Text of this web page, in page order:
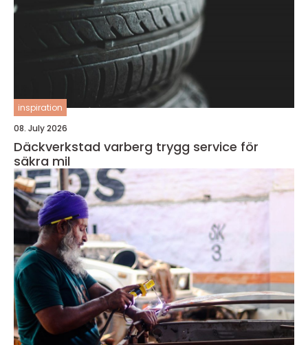
inspiration
08. July 2026
Däckverkstad varberg trygg service för
säkra mil